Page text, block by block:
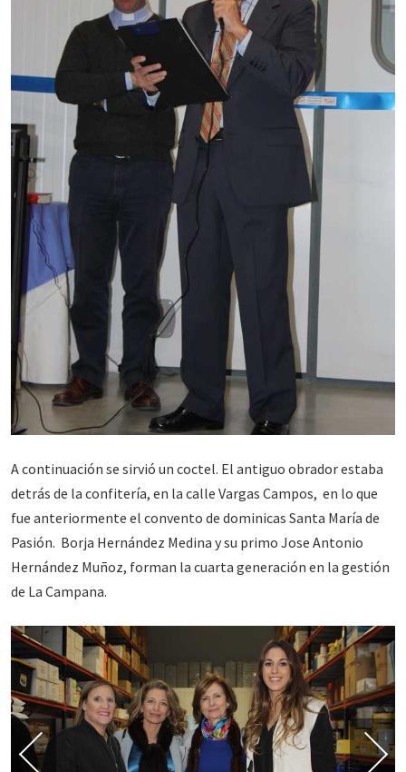
A continuación se sirvió un coctel. El antiguo obrador estaba
detrás de la confitería, en la calle Vargas Campos, en lo que
fue anteriormente el convento de dominicas Santa María de
Pasión. Borja Hernández Medina y su primo Jose Antonio
Hernández Muñoz, forman la cuarta generación en la gestión
de La Campana.